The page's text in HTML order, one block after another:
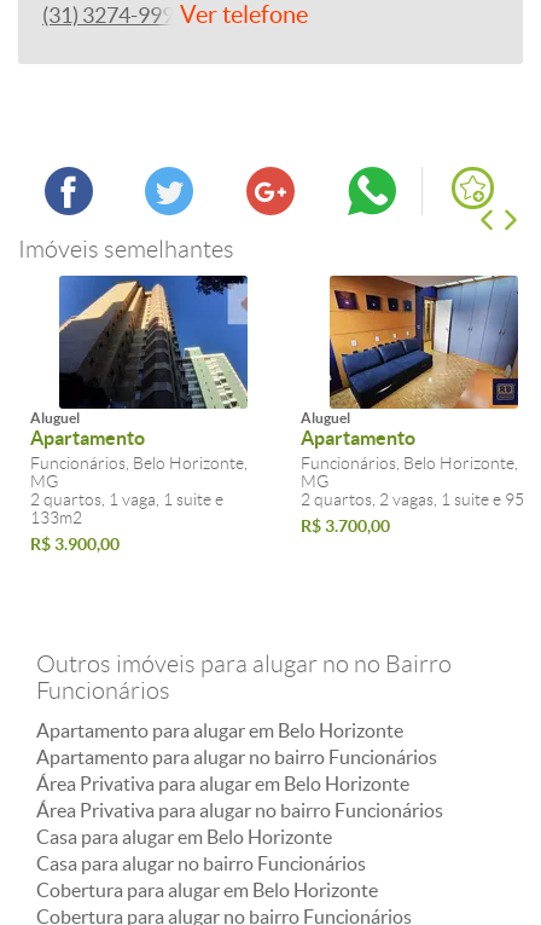
(31) 3274-9993Ver telefone
Imóveis semelhantes
Aluguel
Apartamento
Funcionários, Belo Horizonte,
MG
2 quartos, 1 vaga, 1 suite e
133m2
R$ 3.900,00
Aluguel
Apartamento
Funcionários, Belo Horizonte,
MG
2 quartos, 2 vagas, 1 suite e
R$ 3.700,00
Outros imóveis para alugar no no Bairro
Funcionários
Apartamento para alugar em Belo Horizonte
Apartamento para alugar no bairro Funcionários
Área Privativa para alugar em Belo Horizonte
Área Privativa para alugar no bairro Funcionários
Casa para alugar em Belo Horizonte
Casa para alugar no bairro Funcionários
Cobertura para alugar em Belo Horizonte
Cobertura para alugar no bairro Funcionários